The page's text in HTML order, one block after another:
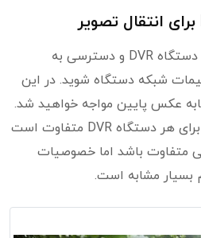
در ابتدا پس از روشن کردن دستگاه DVR و دسترسی به
شبکه دستگاه شوید. در این
عکس پایین مواجه خواهید شد.
از آنجایی که این تنظیمات برای هر دستگاه DVR متفاوت است
متفاوت باشد اما خصوصیات
مشابه است.